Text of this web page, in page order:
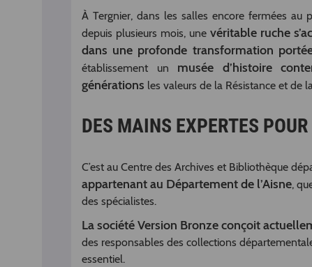
À Tergnier, dans les salles encore fermées au
depuis plusieurs mois, une véritable ruche
dans une profonde transformation
établissement un musée d’histoire
générations les valeurs de la Résistance et de
DES MAINS EXPERTES
C’est au Centre des Archives et Bibliothèque
appartenant au Département de l’Aisne,
des spécialistes.
La société Version Bronze conçoit
des responsables des collections
essentiel.